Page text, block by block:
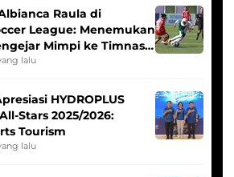
Raula di
League: Menemukan
Mimpi ke Timnas
lalu
HYDROPLUS
Stars 2025/2026:
Tourism
lalu